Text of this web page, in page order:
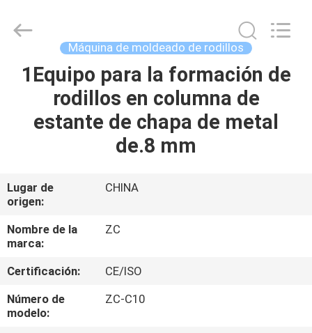
HOGAR
PRODUCTOS
NOSOTROS
VIAJE
DE
LA
FÁBRICA
m/min
steelformline.com.
Máquina de moldeado de rodillos
1Equipo para la formación de
rodillos en columna de
estante de chapa de metal
de.8 mm
Lugar de
origen:
CHINA
Nombre de la
marca:
ZC
Certificación:
CE/ISO
Número de
modelo:
ZC-C10